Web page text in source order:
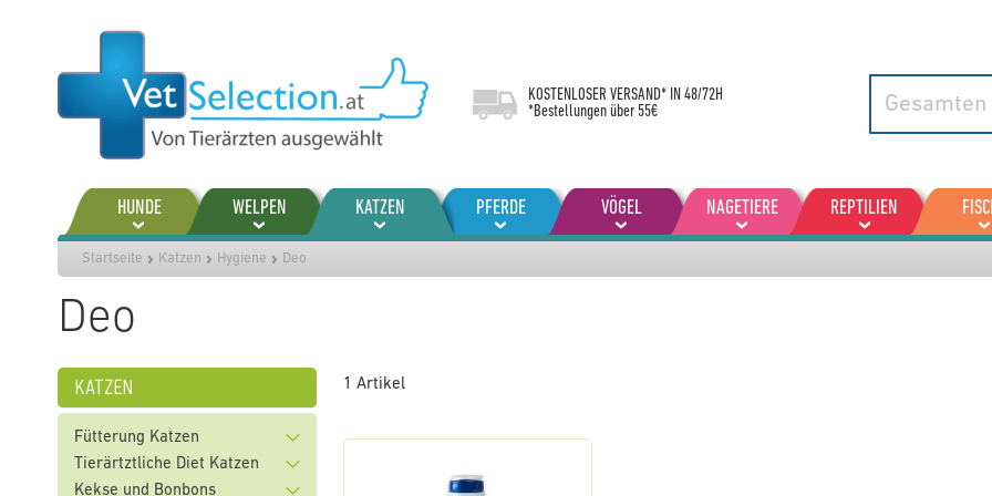
springen
KOSTENLOSER VERSAND* IN 48/72H
*Bestellungen über 55€
HUNDE WELPEN KATZEN PFERDE VÖGEL NAGETIERE REPTILIEN
Startseite Katzen Hygiene Deo
Deo
1 Artikel
katzen
Fütterung Katzen
Tierärtztliche Diet Katzen
Kekse und Bonbons